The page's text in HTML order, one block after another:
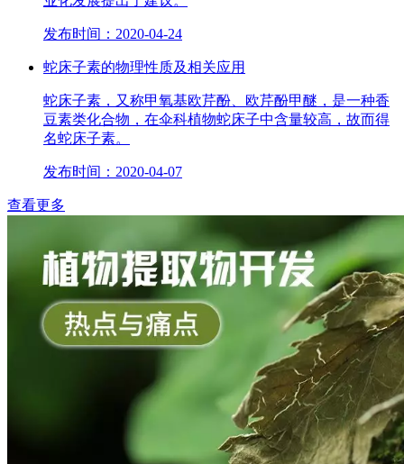
发布时间：2020-04-24
蛇床子素的物理性质及相关应用
蛇床子素，又称甲氧基欧芹酚、欧芹酚甲醚，是一种香
豆素类化合物，在伞科植物蛇床子中含量较高，故而得
名蛇床子素。
发布时间：2020-04-07
查看更多